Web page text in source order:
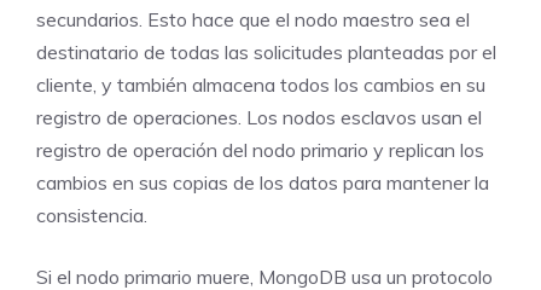
secundarios. Esto hace que el nodo maestro sea el
destinatario de todas las solicitudes planteadas por el
cliente, y también almacena todos los cambios en su
registro de operaciones. Los nodos esclavos usan el
registro de operación del nodo primario y replican los
cambios en sus copias de los datos para mantener la
consistencia.
Si el nodo primario muere, MongoDB usa un protocolo